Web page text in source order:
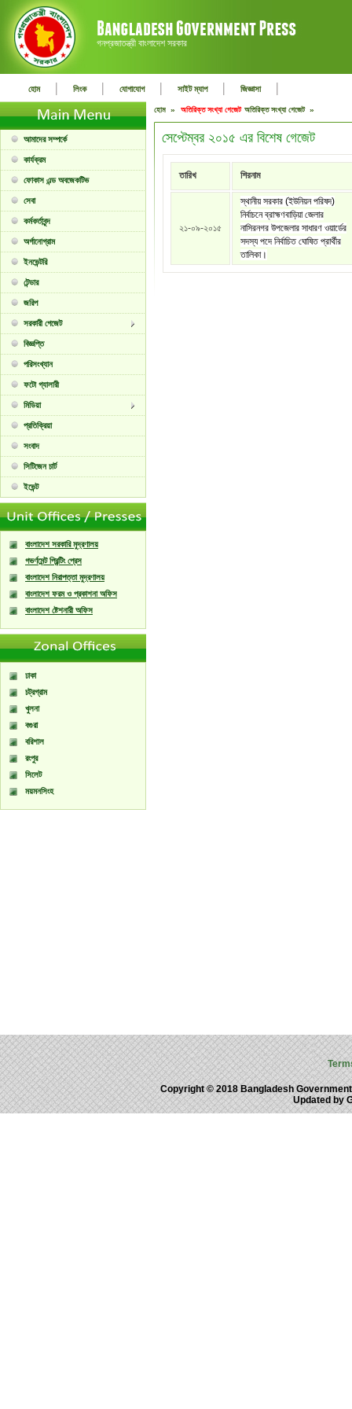
গনপ্রজাতন্ত্রী বাংলাদেশ সরকার
হোম | লিংক | যোগাযোগ | সাইট ম্যাপ | জিজ্ঞাসা |
আমাদের সম্পর্কে
কার্যক্রম
ফোকাস এন্ড অবজেকটিভ
সেবা
কর্মকর্তাবৃন্দ
অর্গানোগ্রাম
ইনভেন্টরি
টেন্ডার
জরিপ
সরকারী গেজেট
বিজ্ঞপ্তি
পরিসংখ্যান
ফটো গ্যালারী
মিডিয়া
প্রতিক্রিয়া
সংবাদ
সিটিজেন চার্ট
ইভেন্ট
বাংলাদেশ সরকারি মুদ্রণালয়
গভর্ণমেন্ট প্রিন্টিং প্রেস
বাংলাদেশ নিরাপত্তা মুদ্রণালয়
বাংলাদেশ ফরম ও প্রকাশনা অফিস
বাংলাদেশ ষ্টেশনারী অফিস
ঢাকা
চট্রগ্রাম
খুলনা
বগুরা
বরিশাল
রংপুর
সিলেট
ময়মনসিংহ
হোম » অতিরিক্ত সংখ্যা গেজেট অতিরিক্ত সংখ্যা গেজেট »
সেপ্টেম্বর ২০১৫ এর বিশেষ গেজেট
তারিখ শিরনাম
২১-০৯-২০১৫
স্থানীয় সরকার (ইউনিয়ন পরিষদ)
নির্বাচনে ব্রাহ্মণবাড়িয়া জেলার
নাসিরনগর উপজেলার সাধারণ ওয়ার্ডের
সদস্য পদে নির্বাচিত ঘোষিত প্রার্থীর
তালিকা।
Copyright © 2018 Bangladesh
Updated by